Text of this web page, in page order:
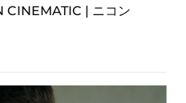
| ニコン